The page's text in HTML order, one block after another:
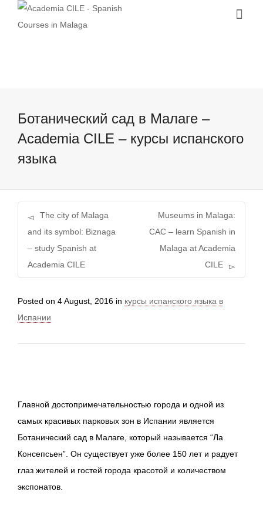
Ботанический сад в Малаге –
Academia CILE – курсы испанского
языка
The city of Malaga
and its symbol: Biznaga
– study Spanish at
Academia CILE
Museums in Malaga:
CAC – learn Spanish in
Malaga at Academia
CILE
Posted on 4 August, 2016 in курсы испанского языка в
Испании
Главной достопримечательностью города и одной из
самых красивых парковых зон в Испании является
Ботанический сад в Малаге, который называется “Ла
Консепсьен”. Он существует уже более 150 лет и радует
глаз жителей и гостей города красотой и количеством
экспонатов.